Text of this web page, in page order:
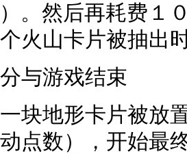
。然后再耗费１
火山卡片被抽出
与游戏结束
块地形卡片被放
点数），开始最